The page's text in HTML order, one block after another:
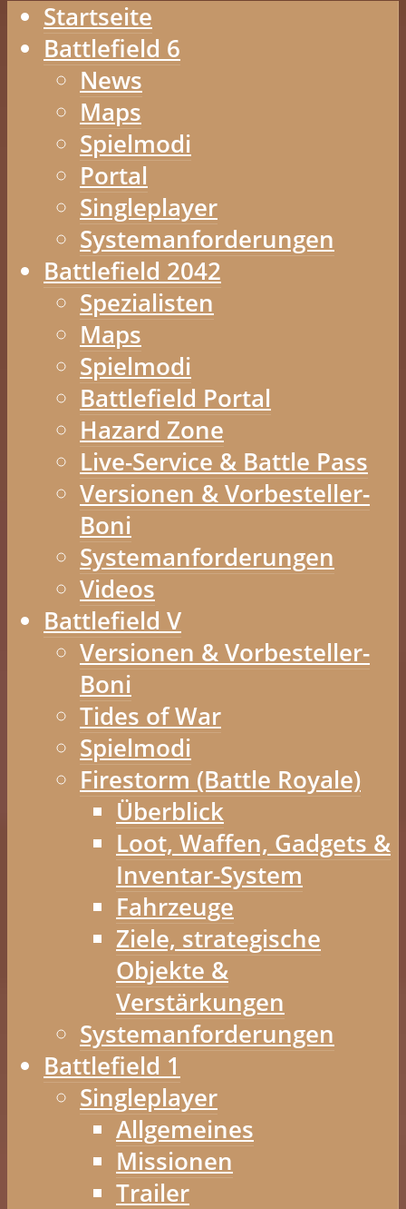
Startseite
Battlefield 6
News
Maps
Spielmodi
Portal
Singleplayer
Systemanforderungen
Battlefield 2042
Spezialisten
Maps
Spielmodi
Battlefield Portal
Hazard Zone
Live-Service & Battle Pass
Versionen & Vorbesteller-
Boni
Systemanforderungen
Videos
Battlefield V
Versionen & Vorbesteller-
Boni
Tides of War
Spielmodi
Firestorm (Battle Royale)
Überblick
Loot, Waffen, Gadgets &
Inventar-System
Fahrzeuge
Ziele, strategische
Objekte &
Verstärkungen
Systemanforderungen
Battlefield 1
Singleplayer
Allgemeines
Missionen
Trailer